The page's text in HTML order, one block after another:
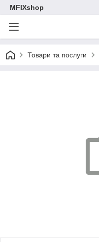
MFIXshop
Товари та послуги